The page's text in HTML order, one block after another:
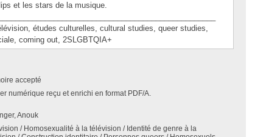
et les stars de la musique.
études culturelles, cultural studies, queer studies,
coming out, 2SLGBTQIA+
accepté
numérique reçu et enrichi en format PDF/A.
Anouk
/ Homosexualité à la télévision / Identité de genre à la